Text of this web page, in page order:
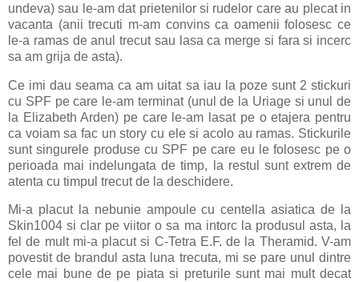
undeva) sau le-am dat prietenilor si rudelor care au plecat in
vacanta (anii trecuti m-am convins ca oamenii folosesc ce
le-a ramas de anul trecut sau lasa ca merge si fara si incerc
sa am grija de asta).
Ce imi dau seama ca am uitat sa iau la poze sunt 2 stickuri
cu SPF pe care le-am terminat (unul de la Uriage si unul de
la Elizabeth Arden) pe care le-am lasat pe o etajera pentru
ca voiam sa fac un story cu ele si acolo au ramas. Stickurile
sunt singurele produse cu SPF pe care eu le folosesc pe o
perioada mai indelungata de timp, la restul sunt extrem de
atenta cu timpul trecut de la deschidere.
Mi-a placut la nebunie ampoule cu centella asiatica de la
Skin1004 si clar pe viitor o sa ma intorc la produsul asta, la
fel de mult mi-a placut si C-Tetra E.F. de la Theramid. V-am
povestit de brandul asta luna trecuta, mi se pare unul dintre
cele mai bune de pe piata si preturile sunt mai mult decat